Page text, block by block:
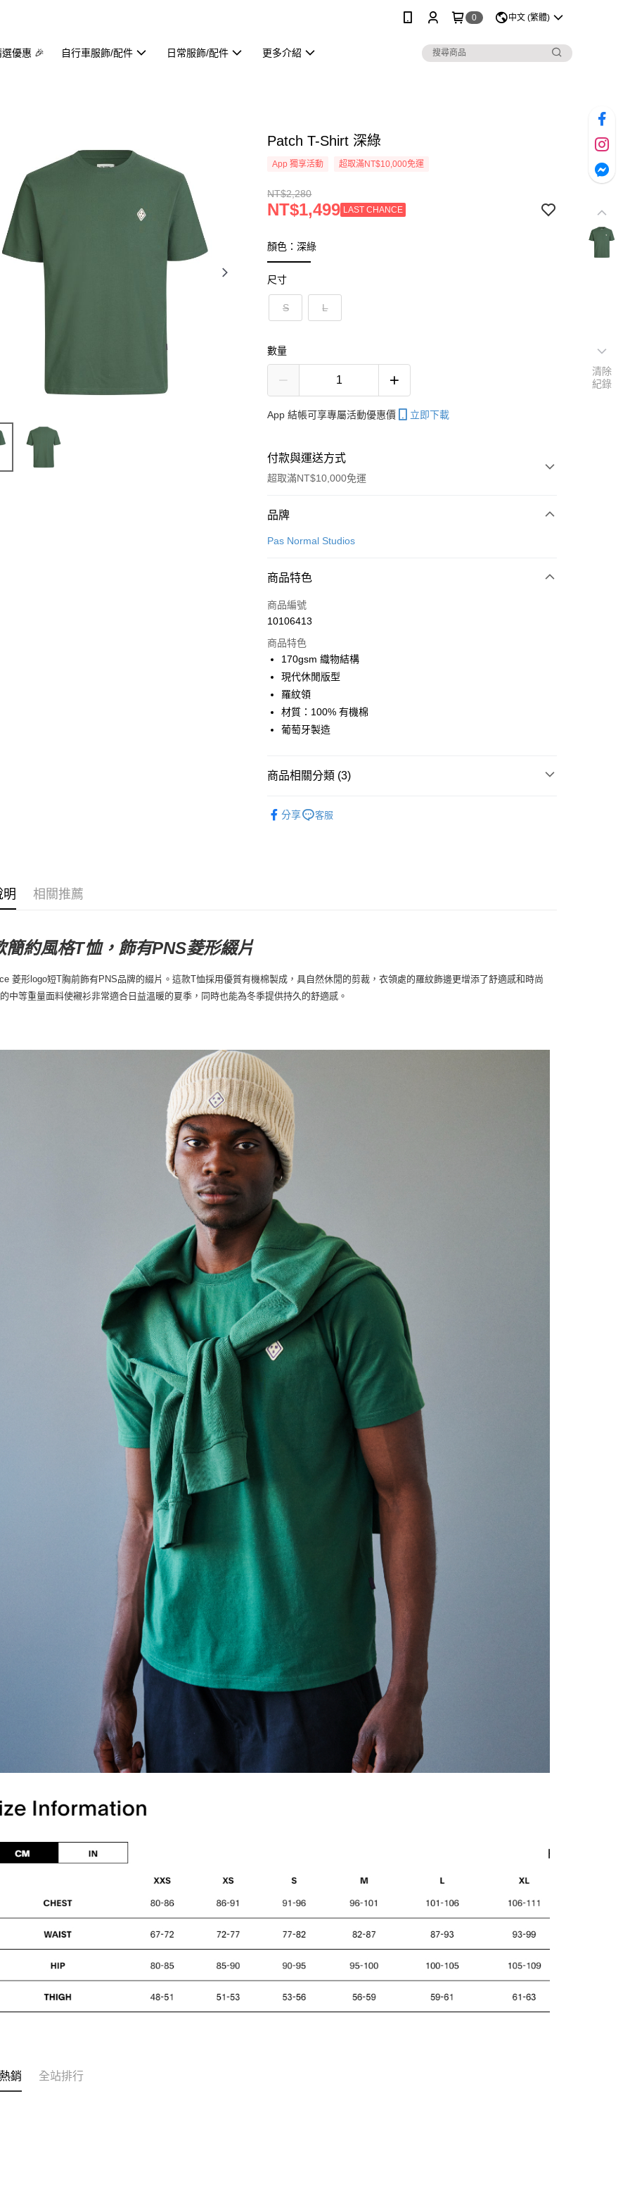
0 中文 (繁體)
優惠 🎉 自行車服飾/配件 日常服飾/配件 更多介紹
Patch T-Shirt 深綠
App 獨享活動 超取滿NT$10,000免運
NT$2,280
NT$1,499 LAST CHANCE
顏色：深綠
尺寸
S L
數量
App 結帳可享專屬活動優惠價 立即下載
付款與運送方式
超取滿NT$10,000免運
付款方式
信用卡一次付款
Apple Pay
Google Pay
運送方式
全家店到店
每筆NT$80，滿NT$10,000(含以上)免運費
每筆NT$80，滿NT$10,000(含以上)免運費
品牌
Pas Normal Studios
商品特色
商品編號
10106413
商品特色
170gsm 織物結構
現代休閒版型
羅紋領
材質：100% 有機棉
葡萄牙製造
商品相關分類 (3)
分享 客服
明 相關推薦
簡約風格T恤，飾有PNS菱形綴片
菱形logo短T胸前飾有PNS品牌的綴片。這款T恤採用優質有機棉製成，具自然休閒的剪裁，衣領處的羅紋飾邊更增添了舒適感和時尚
中等重量面料使襯衫非常適合日益溫暖的夏季，同時也能為冬季提供持久的舒適感。
銷 全站排行
清除
紀錄